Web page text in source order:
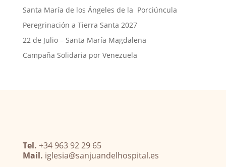
Santa María de los Ángeles de la Porciúncula
Peregrinación a Tierra Santa 2027
22 de Julio – Santa María Magdalena
Campaña Solidaria por Venezuela
Tel. +34 963 92 29 65
Mail. iglesia@sanjuandelhospital.es